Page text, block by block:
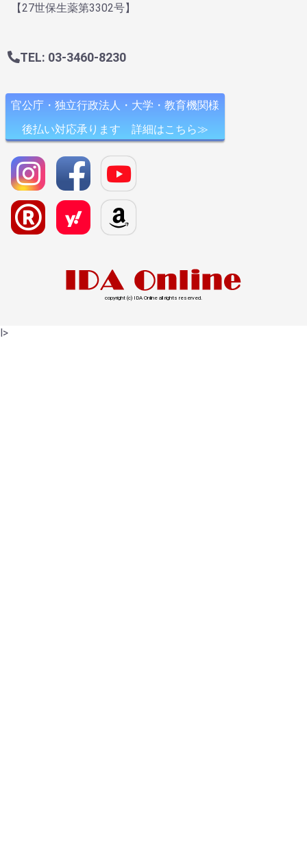
【27世保生薬第3302号】
TEL: 03-3460-8230
官公庁・独立行政法人・大学・教育機関様
後払い対応承ります 詳細はこちら≫
copyright (c) IDA Online all rights reserved.
l>